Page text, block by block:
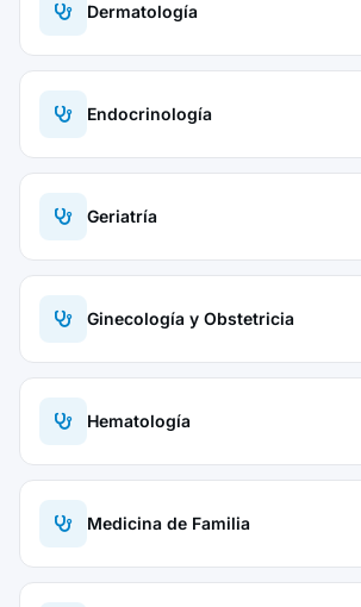
Dermatología
Endocrinología
Geriatría
Ginecología y Obstetricia
Hematología
Medicina de Familia